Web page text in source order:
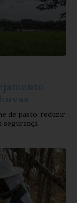
de pasto, reduzir
segurança